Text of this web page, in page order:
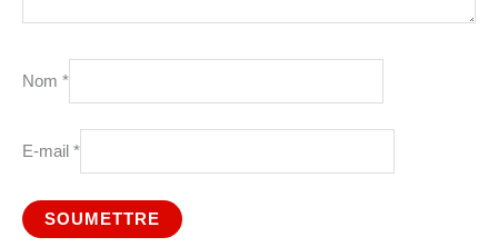
Nom *
E-mail *